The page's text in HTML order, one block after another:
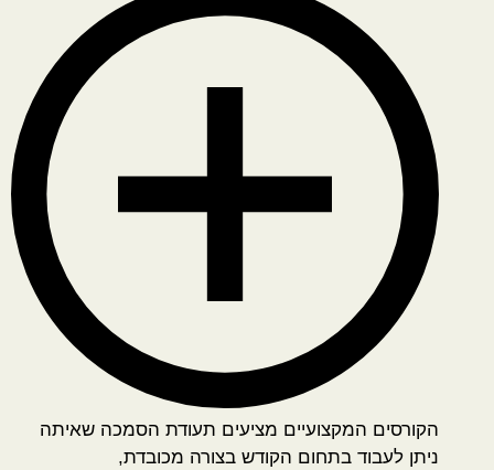
הקורסים המקצועיים מציעים תעודת הסמכה שאיתה
ניתן לעבוד בתחום הקודש בצורה מכובדת,